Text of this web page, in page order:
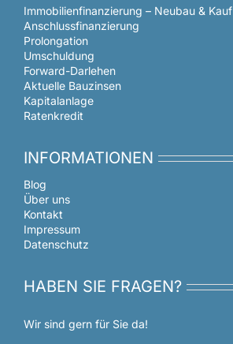
Immobilienfinanzierung – Neubau & Kauf
Anschlussfinanzierung
Prolongation
Umschuldung
Forward-Darlehen
Aktuelle Bauzinsen
Kapitalanlage
Ratenkredit
INFORMATIONEN
Blog
Über uns
Kontakt
Impressum
Datenschutz
HABEN SIE FRAGEN?
Wir sind gern für Sie da!